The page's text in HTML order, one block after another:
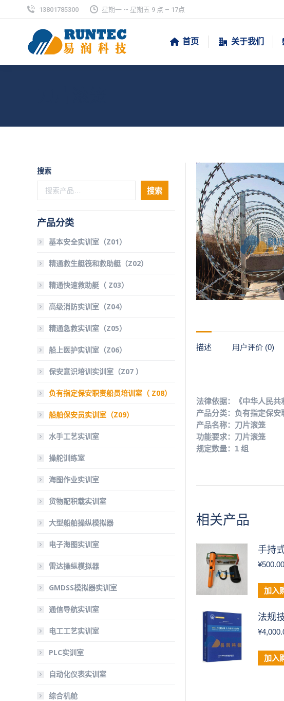
13801785300 星期一 -- 星期五 9 点 – 17点
首页 关于我们
描述 用户评价 (0)
法律依据：《中华人民共
产品分类：负有指定保安
产品名称：刀片滚笼
功能要求：刀片滚笼
规定数量：1 组
相关产品
手持
¥500.00
加入
法规
¥
加入
搜索
搜索
产品分类
基本安全实训室（Z01）
精通救生艇筏和救助艇（Z02）
精通快速救助艇（ Z03）
高级消防实训室（Z04）
精通急救实训室（Z05）
船上医护实训室（Z06）
保安意识培训实训室（Z07 ）
负有指定保安职责船员培训室（ Z08）
船舶保安员实训室（Z09）
水手工艺实训室
操舵训练室
海图作业实训室
货物配积载实训室
大型船舶操纵模拟器
电子海图实训室
雷达操纵模拟器
GMDSS模拟器实训室
通信导航实训室
电工工艺实训室
PLC实训室
自动化仪表实训室
综合机舱